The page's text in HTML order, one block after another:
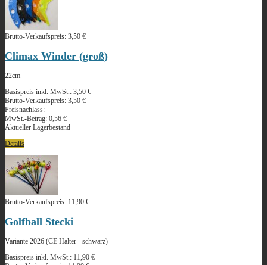
Brutto-Verkaufspreis: 3,50 €
Climax Winder (groß)
22cm
Basispreis inkl. MwSt.: 3,50 €
Brutto-Verkaufspreis: 3,50 €
Preisnachlass:
MwSt.-Betrag: 0,56 €
Aktueller Lagerbestand
Details
Brutto-Verkaufspreis: 11,90 €
Golfball Stecki
Variante 2026 (CE Halter - schwarz)
Basispreis inkl. MwSt.: 11,90 €